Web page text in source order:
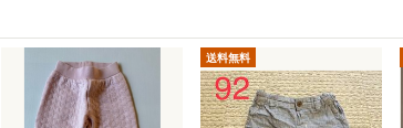
送料無料